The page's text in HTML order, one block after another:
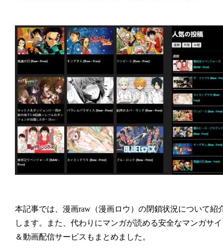
本記事では、 漫画raw（漫画ロウ ）の閉鎖状況について紹
します。また、代わりにマンガが読める安全なマンガサ
＆動画配信サービスもまとめました。